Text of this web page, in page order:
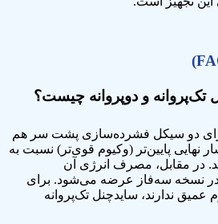
)
و دو‌پروانه چیست؟
دو سیکل فشرده‌سازی پشت سر هم
پایین‌تر (وکیوم قوی‌تر) نسبت به
در مقابل، مصرف انرژی آن
در نسخه سه‌فاز عرضه می‌شود. برای
عمیق ندارند، سایدچنل تک‌پروانه